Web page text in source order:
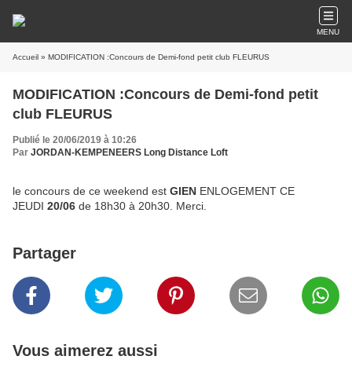
MENU
Accueil » MODIFICATION :Concours de Demi-fond petit club FLEURUS
MODIFICATION :Concours de Demi-fond petit
club FLEURUS
Publié le 20/06/2019 à 10:26
Par JORDAN-KEMPENEERS Long Distance Loft
le concours de ce weekend est GIEN ENLOGEMENT CE
JEUDI 20/06 de 18h30 à 20h30. Merci.
Partager
Vous aimerez aussi